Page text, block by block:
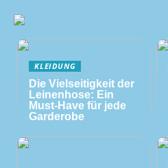
KLEIDUNG
Die Vielseitigkeit der
Leinenhose: Ein
Must-Have für jede
Garderobe